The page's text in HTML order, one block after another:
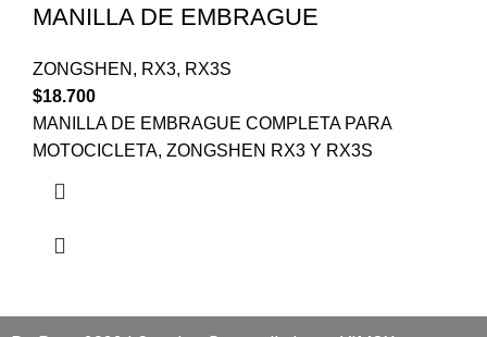
MANILLA DE EMBRAGUE
ZONGSHEN , RX3, RX3S
$18.700
MANILLA DE EMBRAGUE COMPLETA PARA
MOTOCICLETA, ZONGSHEN RX3 Y RX3S